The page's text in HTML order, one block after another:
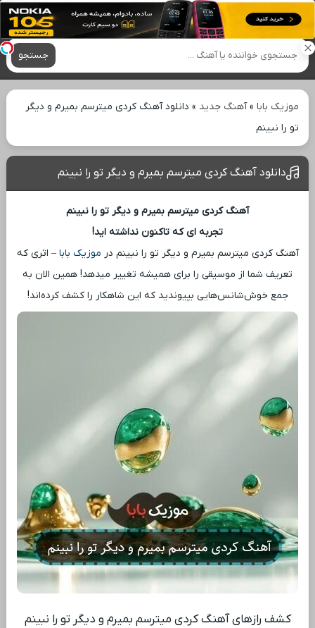
آهنگ های جدید
جستجو
موزیک بابا»آهنگ جدید » دانلود آهنگ کردی میترسم بمیرم و دیگر
تو را نبینم
دانلود آهنگ کردی میترسم بمیرم و دیگر تو را نبینم
آهنگ کردی میترسم بمیرم و دیگر تو را نبینم
تجربه ‌ای که تاکنون نداشته ‌اید!
آهنگ کردی میترسم بمیرم و دیگر تو را نبینم در موزیک بابا – اثری که
تعریف شما از موسیقی را برای همیشه تغییر میدهد! همین الان به
جمع خوش‌شانس‌هایی بپیوندید که این شاهکار را کشف کرده‌اند!
کشف رازهای آهنگ کردی میترسم بمیرم و دیگر تو را نبینم